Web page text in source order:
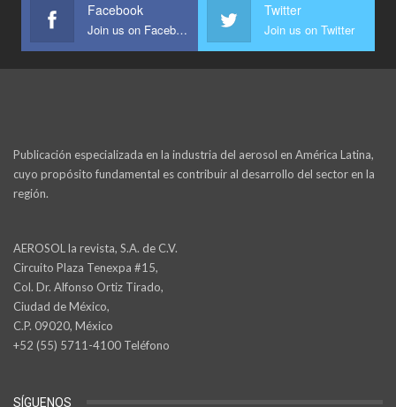
Facebook
Join us on Facebook
Twitter
Join us on Twitter
Publicación especializada en la industria del aerosol en América Latina,
cuyo propósito fundamental es contribuir al desarrollo del sector en la
región.
AEROSOL la revista, S.A. de C.V.
Circuito Plaza Tenexpa #15,
Col. Dr. Alfonso Ortiz Tirado,
Ciudad de México,
C.P. 09020, México
+52 (55) 5711-4100 Teléfono
SÍGUENOS